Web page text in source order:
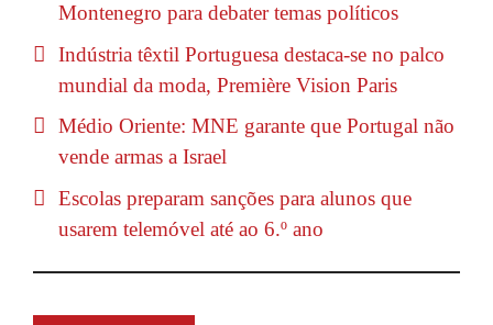
Montenegro para debater temas políticos
Indústria têxtil Portuguesa destaca-se no palco
mundial da moda, Première Vision Paris
Médio Oriente: MNE garante que Portugal não
vende armas a Israel
Escolas preparam sanções para alunos que
usarem telemóvel até ao 6.º ano